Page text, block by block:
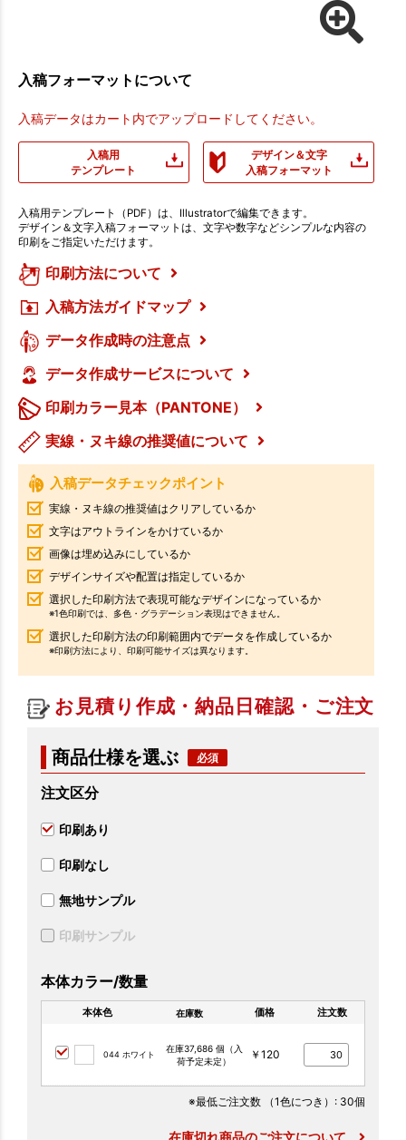
入稿フォーマットについて
入稿データはカート内でアップロードしてください。
入稿用
テンプレート
デザイン＆文字
入稿フォーマット
入稿用テンプレート（PDF）は、Illustratorで編集できます。
デザイン＆文字入稿フォーマットは、文字や数字などシンプルな内容の
印刷をご指定いただけます。
印刷方法について
入稿方法ガイドマップ
データ作成時の注意点
データ作成サービスについて
印刷カラー見本（PANTONE）
実線・ヌキ線の推奨値について
入稿データチェックポイント
実線・ヌキ線の推奨値はクリアしているか
文字はアウトラインをかけているか
画像は埋め込みにしているか
デザインサイズや配置は指定しているか
選択した印刷方法で表現可能なデザインになっているか
※1色印刷では、多色・グラデーション表現はできません。
選択した印刷方法の印刷範囲内でデータを作成しているか
※印刷方法により、印刷可能サイズは異なります。
お見積り作成・納品日確認・ご注文
商品仕様を選ぶ
注文区分
印刷あり
印刷なし
無地サンプル
印刷サンプル
本体カラー/数量
本体色 在庫数 価格 注文数
044 ホワイト
在庫37,686 個（入
荷予定未定）
￥120
※最低ご注文数 （1色につき） : 30個